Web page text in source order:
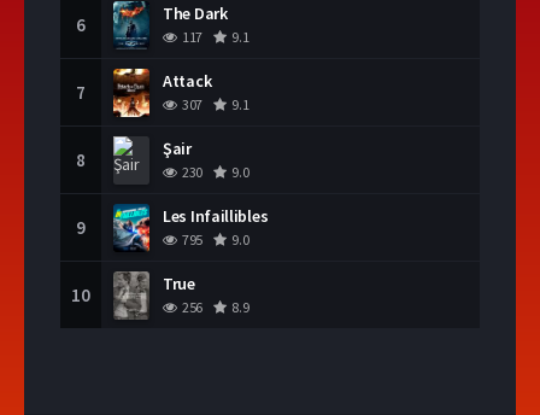
6 The Dark
117 9.1
7 Attack
307 9.1
8 Şair
230 9.0
9 Les Infaillibles
795 9.0
10 True
256 8.9